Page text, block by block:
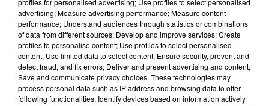
https://pdf.lu/oQJN
#Bienetre
#Developpementpersonnel
#Ateliers #Conférences
#nueillesaubiers
advertising; Measure advertising performance; Measure content
performance; Understand audiences through statistics or combinations
of data from different sources; Develop and improve services; Create
profiles to personalise content; Use profiles to select personalised
content; Use limited data to select content; Ensure security, prevent and
detect fraud, and fix errors; Deliver and present advertising and content;
Save and communicate privacy choices. These technologies may
process personal data such as IP address and browsing data to offer
following functionalities: Identify devices based on information actively